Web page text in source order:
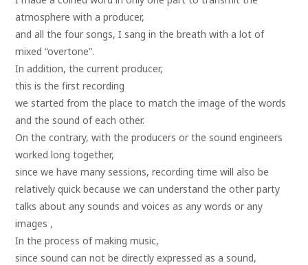
atmosphere with a producer,
and all the four songs, I sang in the breath with a lot of
mixed “overtone”.
In addition, the current producer,
this is the first recording
we started from the place to match the image of the words
and the sound of each other.
On the contrary, with the producers or the sound engineers
worked long together,
since we have many sessions, recording time will also be
relatively quick because we can understand the other party
talks about any sounds and voices as any words or any
images ,
In the process of making music,
since sound can not be directly expressed as a sound,